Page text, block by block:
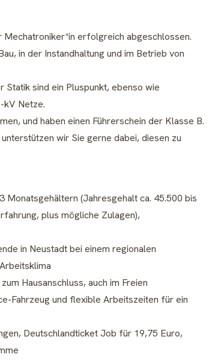
erfolgreich abgeschlossen.
in der Instandhaltung und im Betrieb von
sind ein Pluspunkt, ebenso wie
kV Netze.
und haben einen Führerschein der Klasse B.
wir Sie gerne dabei, diesen zu
(Jahresgehalt ca. 45.500 bis
plus mögliche Zulagen),
in Neustadt bei einem regionalen
Hausanschluss, auch im Freien
Fahrzeug und flexible Arbeitszeiten für ein
Deutschlandticket Job für 19,75 Euro,